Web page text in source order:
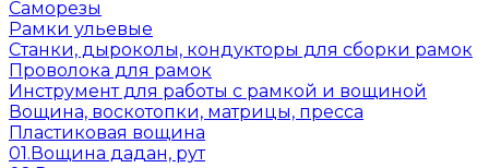
Саморезы
Рамки ульевые
Станки, дыроколы, кондукторы для сборки рамок
Проволока для рамок
Инструмент для работы с рамкой и вощиной
Вощина, воскотопки, матрицы, пресса
Пластиковая вощина
01.Вощина дадан, рут